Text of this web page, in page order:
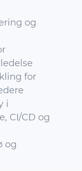
og
for
i
CI/CD og
og